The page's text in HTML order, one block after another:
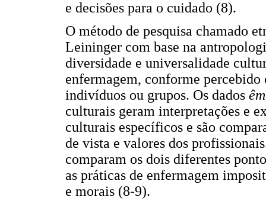
e decisões para o cuidado (8).
O método de pesquisa chamado
Leininger com base na
diversidade e universalidade
enfermagem, conforme
indivíduos ou grupos. Os dados
culturais geram interpretações e
culturais específicos e são
de vista e valores dos
comparam os dois diferentes
as práticas de enfermagem
e morais (8-9).